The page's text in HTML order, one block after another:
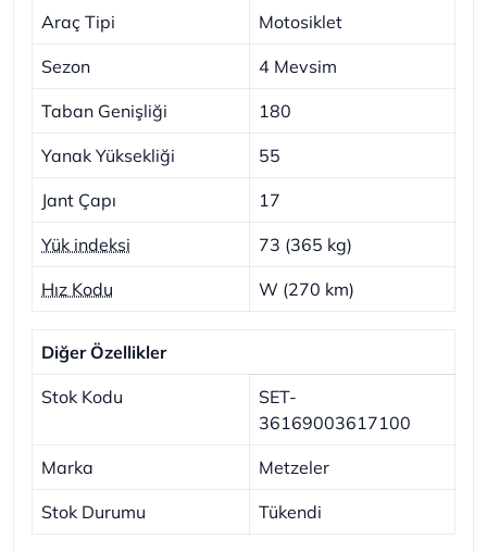
Araç Tipi Motosiklet
Sezon 4 Mevsim
Taban Genişliği 180
Yanak Yüksekliği 55
Jant Çapı 17
Yük indeksi 73 (365 kg)
Hız Kodu W (270 km)
Diğer Özellikler
Stok Kodu
SET-
36169003617100
Marka Metzeler
Stok Durumu Tükendi